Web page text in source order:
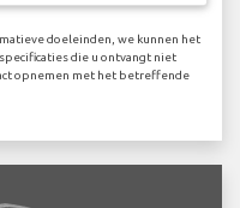
doeleinden, we kunnen het
die u ontvangt niet
opnemen met het betreffende